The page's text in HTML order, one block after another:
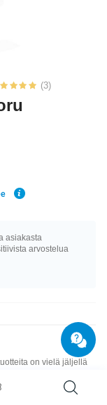
(3)
asiakasta
arvostelua
on vielä jäljellä